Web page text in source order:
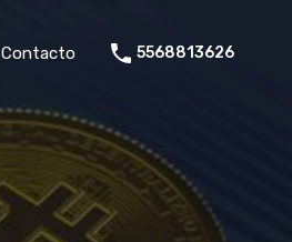
Contacto 5568813626
Contacto 5568813626